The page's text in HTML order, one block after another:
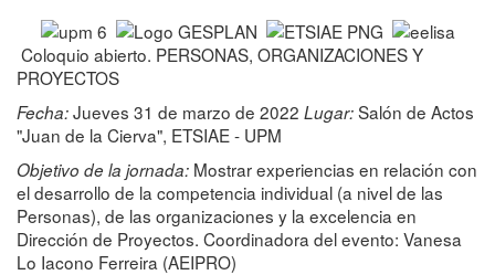
Coloquio abierto. PERSONAS, ORGANIZACIONES Y
PROYECTOS
Fecha:Jueves 31 de marzo de 2022 Lugar:Salón de Actos
"Juan de la Cierva", ETSIAE - UPM
Objetivo de la jornada: Mostrar experiencias en relación con
el desarrollo de la competencia individual (a nivel de las
Personas), de las organizaciones y la excelencia en
Dirección de Proyectos. Coordinadora del evento: Vanesa
Lo Iacono Ferreira (AEIPRO)